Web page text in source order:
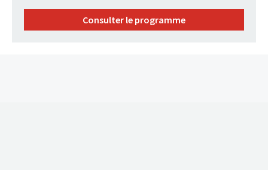
Consulter le programme